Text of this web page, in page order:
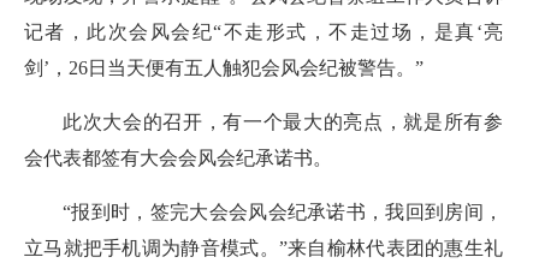
记者，此次会风会纪“不走形式，不走过场，是真‘亮
剑’，26日当天便有五人触犯会风会纪被警告。”
此次大会的召开，有一个最大的亮点，就是所有参
会代表都签有大会会风会纪承诺书。
“报到时，签完大会会风会纪承诺书，我回到房间，
立马就把手机调为静音模式。”来自榆林代表团的惠生礼